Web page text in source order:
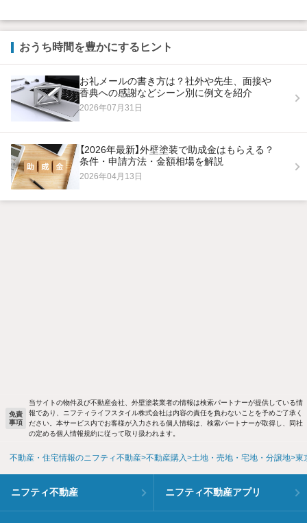
おうち時間を豊かにするヒント
お礼メールの書き方は？社外や先生、面接や
香典への感謝などシーン別に例文を紹介
2026年07月31日
【2026年最新】外壁塗装で助成金はもらえる？
条件・申請方法・金額相場を解説
2026年04月13日
免責
事項
当サイトの物件及び不動産会社、外壁塗装業者の情報は検索パートナーが提供している情
報であり、ニフティライフスタイル株式会社は内容の責任を負わないことを予めご了承く
ださい。本サービス内でお客様が入力される個人情報は、検索パートナーが取得し、同社
の定める個人情報規約に従って取り扱われます。
不動産・住宅情報のニフティ不動産 不動産購入 土地・売地・宅地・分譲地 東
ニフティ不動産 ニフティ不動産アプリ